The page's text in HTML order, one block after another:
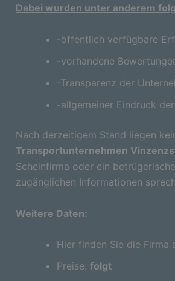
Dabei wurden unter anderem
-öffentlich verfügbare
-vorhandene
-Transparenz der
-allgemeiner Eindruck
Nach derzeitigem Stand liegen
Transportunternehmen
Scheinfirma oder ein
zugänglichen Informationen
Weitere Daten:
Hier finden Sie die Firma
Preise: folgt